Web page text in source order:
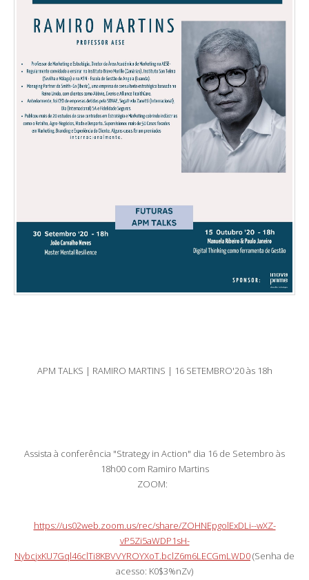
APM TALKS | RAMIRO MARTINS | 16 SETEMBRO'20 às 18h
Assista à conferência "Strategy in Action" dia 16 de Setembro às
18h00 com Ramiro Martins
ZOOM:
https://us02web.zoom.us/rec/share/ZOHNEpgolExDLi--wXZ-
vP5Zi5aWDP1sH-
NybcjxKU7Gql46clTi8KBVVYROYXoT.bclZ6m6LECGmLWD0(Senha de
acesso: K0$3%nZv)